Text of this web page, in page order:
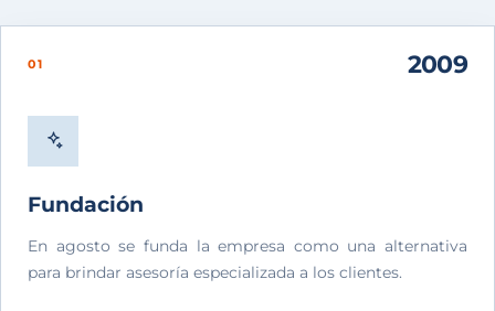
01 2009
Fundación
En agosto se funda la empresa como una alternativa
para brindar asesoría especializada a los clientes.